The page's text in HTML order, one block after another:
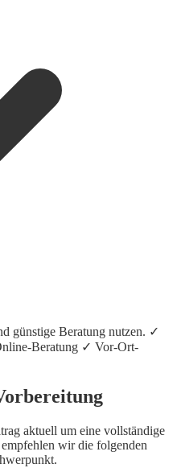
günstige Beratung nutzen. ✓
Beratung ✓ Vor-Ort-
aktuell um eine vollständige
wir die folgenden